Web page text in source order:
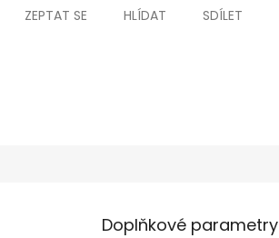
ZEPTAT SE HLÍDAT SDÍLET
Doplňkové parametry